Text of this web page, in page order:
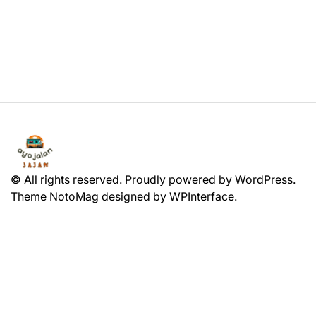
© All rights reserved. Proudly powered by WordPress.
Theme NotoMag designed by WPInterface.